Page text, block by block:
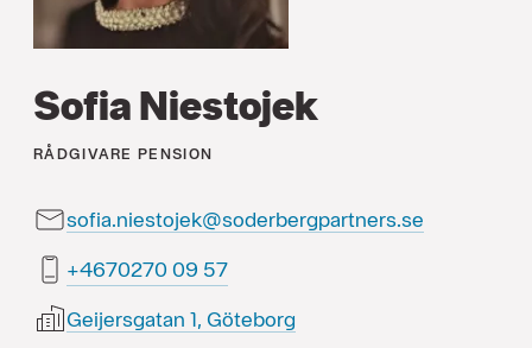
Sofia Niestojek
RÅDGIVARE PENSION
sofia.niestojek@soderbergpartners.se
75 90 0720764+
Geijersgatan 1, Göteborg